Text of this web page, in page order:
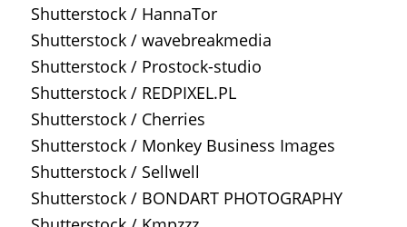
Shutterstock / HannaTor
Shutterstock / wavebreakmedia
Shutterstock / Prostock-studio
Shutterstock / REDPIXEL.PL
Shutterstock / Cherries
Shutterstock / Monkey Business Images
Shutterstock / Sellwell
Shutterstock / BONDART PHOTOGRAPHY